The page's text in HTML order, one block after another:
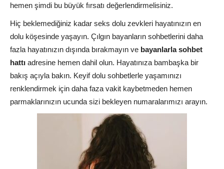
hemen şimdi bu büyük fırsatı değerlendirmelisiniz.
Hiç beklemediğiniz kadar seks dolu zevkleri hayatınızın en
dolu köşesinde yaşayın. Çılgın bayanların sohbetlerini daha
fazla hayatınızın dışında bırakmayın ve bayanlarla sohbet
hattı adresine hemen dahil olun. Hayatınıza bambaşka bir
bakış açıyla bakın. Keyif dolu sohbetlerle yaşamınızı
renklendirmek için daha faza vakit kaybetmeden hemen
parmaklarınızın ucunda sizi bekleyen numaralarımızı arayın.